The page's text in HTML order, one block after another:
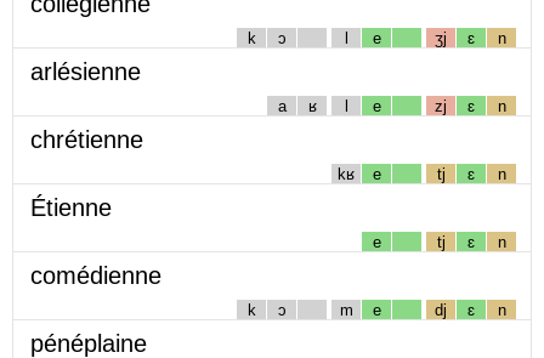
k ɔ l e ʒj ɛ n
arlésienne
a ʁ l e zj ɛ n
chrétienne
kʁ e tj ɛ n
Étienne
e tj ɛ n
comédienne
k ɔ m e dj ɛ n
pénéplaine